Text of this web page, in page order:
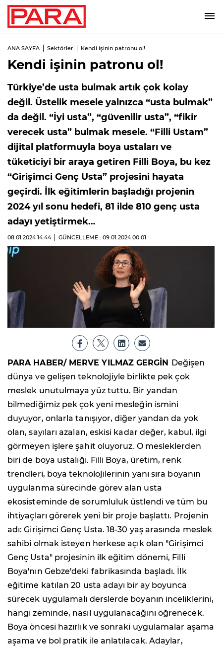
ANA SAYFA Sektörler Kendi işinin patronu ol!
Kendi işinin patronu ol!
Türkiye’de usta bulmak artık çok kolay
değil. Üstelik mesele yalnızca “usta bulmak”
da değil. “İyi usta”, “güvenilir usta”, “fikir
verecek usta” bulmak mesele. “Filli Ustam”
dijital platformuyla boya ustaları ve
tüketiciyi bir araya getiren Filli Boya, bu kez
“Girişimci Genç Usta” projesini hayata
geçirdi. İlk eğitimlerin başladığı projenin
2024 yıl sonu hedefi, 81 ilde 810 genç usta
adayı yetiştirmek…
08.01.202414:44 GÜNCELLEME : 09.01.202400:01
PARA HABER/ MERVE YILMAZ GERGİN Değişen
dünya ve gelişen teknolojiyle birlikte pek çok
meslek unutulmaya yüz tuttu. Bir yandan
bilmediğimiz pek çok yeni mesleğin ismini
duyuyor, onlarla tanışıyor, diğer yandan da yok
olan, sayıları azalan, eskisi kadar değer, kabul, ilgi
görmeyen işlere şahit oluyoruz. O mesleklerden
biri de boya ustalığı. Filli Boya, üretim, renk
trendleri, boya teknolojilerinin yanı sıra boyanın
uygulanma sürecinde görev alan usta
ekosisteminde de sorumluluk üstlendi ve tüm bu
ihtiyaçları görerek yeni bir proje başlattı. Projenin
adı: Girişimci Genç Usta. 18-30 yaş arasında meslek
sahibi olmak isteyen herkese açık olan "Girişimci
Genç Usta" projesinin ilk eğitim dönemi, Filli
Boya'nın Gebze'deki fabrikasında başladı. İlk
eğitime katılan 20 usta adayı bir ay boyunca
sürecek uygulamalı derslerde boyanın inceliklerini,
hangi zeminde, nasıl uygulanacağını öğrenecek.
Boya öncesi hazırlık ve sonraki uygulamalar aşama
aşama ve bol pratik ile anlatılacak. Adaylar,